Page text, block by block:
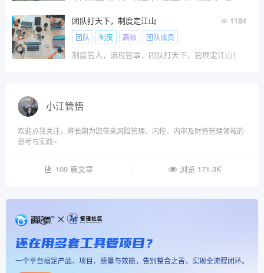
团队打天下，制度定江山 1184
团队 制度 高效 团队成员
制度管人，流程管事，团队打天下，管理定江山！
小江管悟
欢迎点我关注，将长期为您带来风险管理、内控、内审及财务管理领域的
思考与实践~
109 篇文章 浏览 171.3K
还在用多套工具管项目？
一个平台搞定产品、项目、质量与效能，告别整合之苦，实现全流程闭环。